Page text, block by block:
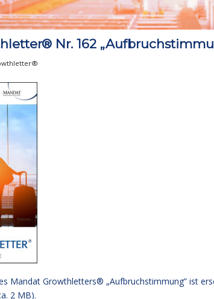
Nr. 162
Mandat Growthletters® „Aufbruchstimmung” ist
2 MB).